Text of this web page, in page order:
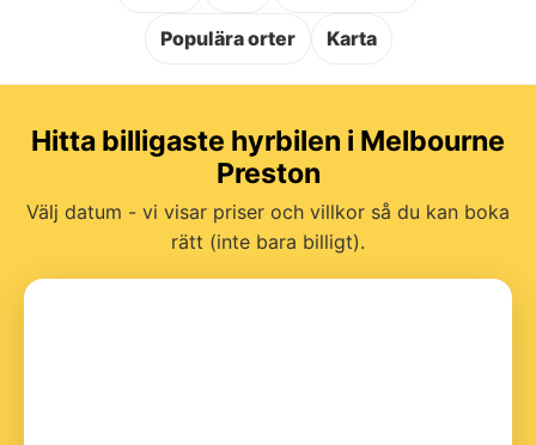
Populära orter Karta
Hitta billigaste hyrbilen i Melbourne
Preston
Välj datum - vi visar priser och villkor så du kan boka
rätt (inte bara billigt).